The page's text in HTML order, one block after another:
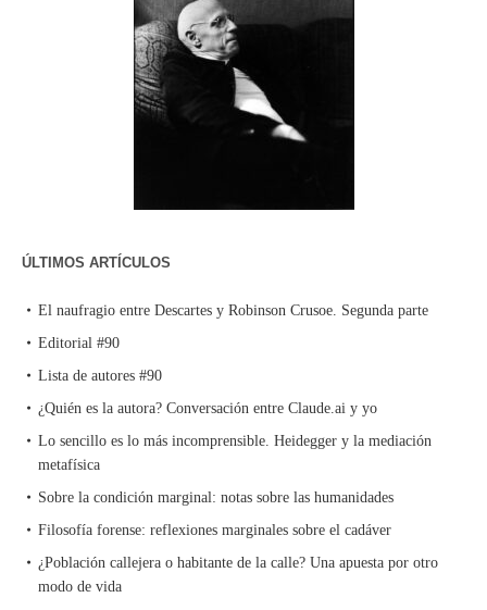
ÚLTIMOS ARTÍCULOS
El naufragio entre Descartes y Robinson Crusoe. Segunda parte
Editorial #90
Lista de autores #90
¿Quién es la autora? Conversación entre Claude.ai y yo
Lo sencillo es lo más incomprensible. Heidegger y la mediación
metafísica
Sobre la condición marginal: notas sobre las humanidades
Filosofía forense: reflexiones marginales sobre el cadáver
¿Población callejera o habitante de la calle? Una apuesta por otro
modo de vida